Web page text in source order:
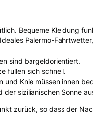
Bequeme Kleidung
Palermo-
sind bargeldorientiert.
füllen sich schnell.
und Knie müssen innen
der sizilianischen Sonne
zurück, so dass der